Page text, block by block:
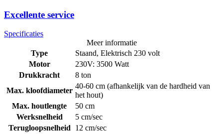
Excellente service
Specificaties
Meer informatie
Type
Staand, Elektrisch 230 volt
Motor
230V: 3500 Watt
Drukkracht
8 ton
Max. kloofdiameter
40-60 cm (afhankelijk van de hardheid van
het hout)
Max. houtlengte
50 cm
Werksnelheid
5 cm/sec
Terugloopsnelheid
12 cm/sec